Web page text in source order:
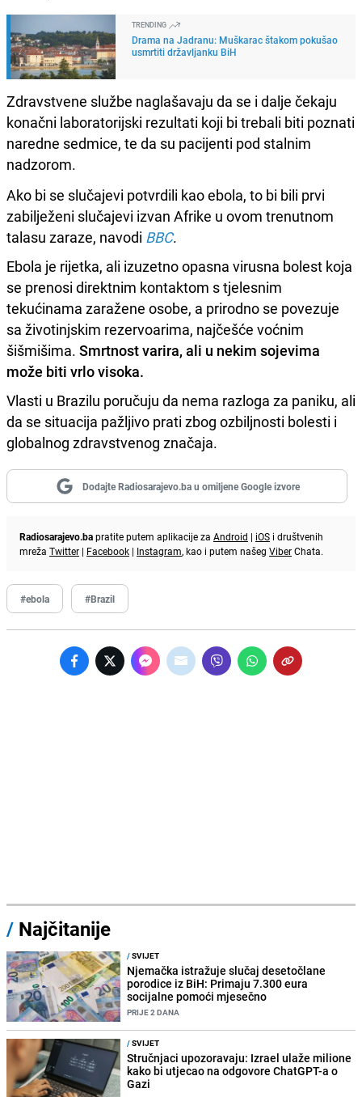
TRENDING
Drama na Jadranu: Muškarac štakom pokušao
usmrtiti državljanku BiH
Zdravstvene službe naglašavaju da se i dalje čekaju
konačni laboratorijski rezultati koji bi trebali biti poznati
naredne sedmice, te da su pacijenti pod stalnim
nadzorom.
Ako bi se slučajevi potvrdili kao ebola, to bi bili prvi
zabilježeni slučajevi izvan Afrike u ovom trenutnom
talasu zaraze, navodi BBC.
Ebola je rijetka, ali izuzetno opasna virusna bolest koja
se prenosi direktnim kontaktom s tjelesnim
tekućinama zaražene osobe, a prirodno se povezuje
sa životinjskim rezervoarima, najčešće voćnim
šišmišima. Smrtnost varira, ali u nekim sojevima
može biti vrlo visoka.
Vlasti u Brazilu poručuju da nema razloga za paniku, ali
da se situacija pažljivo prati zbog ozbiljnosti bolesti i
globalnog zdravstvenog značaja.
Dodajte Radiosarajevo.ba u omiljene Google izvore
Radiosarajevo.bapratite putem aplikacije za Android | iOS i društvenih
mreža Twitter | Facebook | Instagram, kao i putem našeg ViberChata.
#ebola #Brazil
/ Najčitanije
/SVIJET
Njemačka istražuje slučaj desetočlane
porodice iz BiH: Primaju 7.300 eura
socijalne pomoći mjesečno
PRIJE 2 DANA
/SVIJET
Stručnjaci upozoravaju: Izrael ulaže milione
kako bi utjecao na odgovore ChatGPT-a o
Gazi